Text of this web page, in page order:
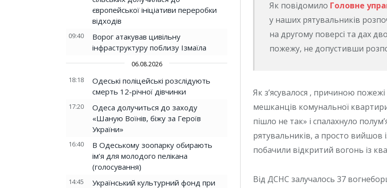
європейської ініціативи переробки
відходів
09:40
Ворог атакував цивільну
інфраструктуру поблизу Ізмаїла
06.08.2026
18:18
Одеські поліцейські розслідують
смерть 12-річної дівчинки
17:20
Одеса долучиться до заходу
«Шаную Воїнів, біжу за Героїв
України»
16:40
В Одеському зоопарку обирають
ім’я для молодого пелікана
(голосування)
14:45
Український культурний фонд при
Як повідомило Головне
у наших рятувальників
на другому поверсі та дах
пожежу, не допустивши
Як з’ясувалося , причиною
мешканців комунальної
пішло не так» і спалахнуло
рятувальників, а просто вийшов
побачили відкритий вогонь із
Від ДСНС залучалось 37